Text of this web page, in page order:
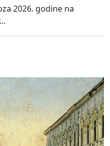
2026. godine na